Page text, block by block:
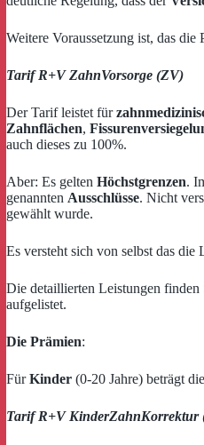
Weitere Voraussetzung ist, das
Tarif R+V ZahnVorsorge (ZV)
Der Tarif leistet für
Zahnflächen,
auch dieses zu 100%.
Aber: Es gelten Höchstgrenzen.
genannten Ausschlüsse. Nicht
gewählt wurde.
Es versteht sich von selbst das
Die detaillierten Leistungen finden
aufgelistet.
Die Prämien:
FürKinder (0-20 Jahre) beträgt
Tarif R+V KinderZahnKorrektur